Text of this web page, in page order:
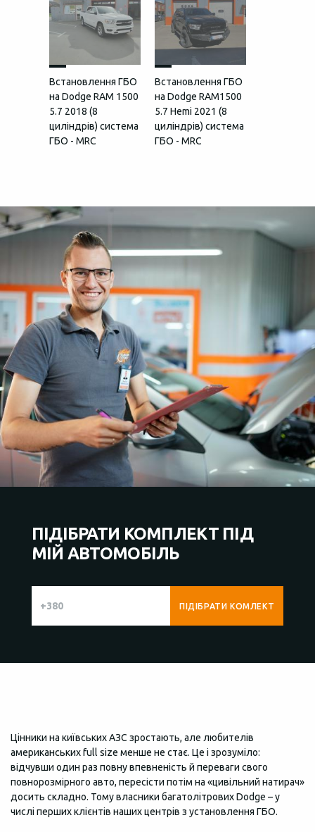
Встановлення ГБО
на Dodge RAM 1500
5.7 2018 (8
циліндрів) система
ГБО - MRC
Встановлення ГБО
на Dodge RAM1500
5.7 Hemi 2021 (8
циліндрів) система
ГБО - MRC
ПІДІБРАТИ КОМПЛЕКТ ПІД
МІЙ АВТОМОБІЛЬ
Цінники на київських АЗС зростають, але любителів
американських full size менше не стає. Це і зрозуміло:
відчувши один раз повну впевненість й переваги свого
повнорозмірного авто, пересісти потім на «цивільний натирач»
досить складно. Тому власники багатолітрових Dodge – у
числі перших клієнтів наших центрів з установлення ГБО.